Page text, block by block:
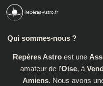
Skip to content
Qui sommes-nous ?
Repères Astroest une
amateur de l'Oise, à
Amiens. Nous avons